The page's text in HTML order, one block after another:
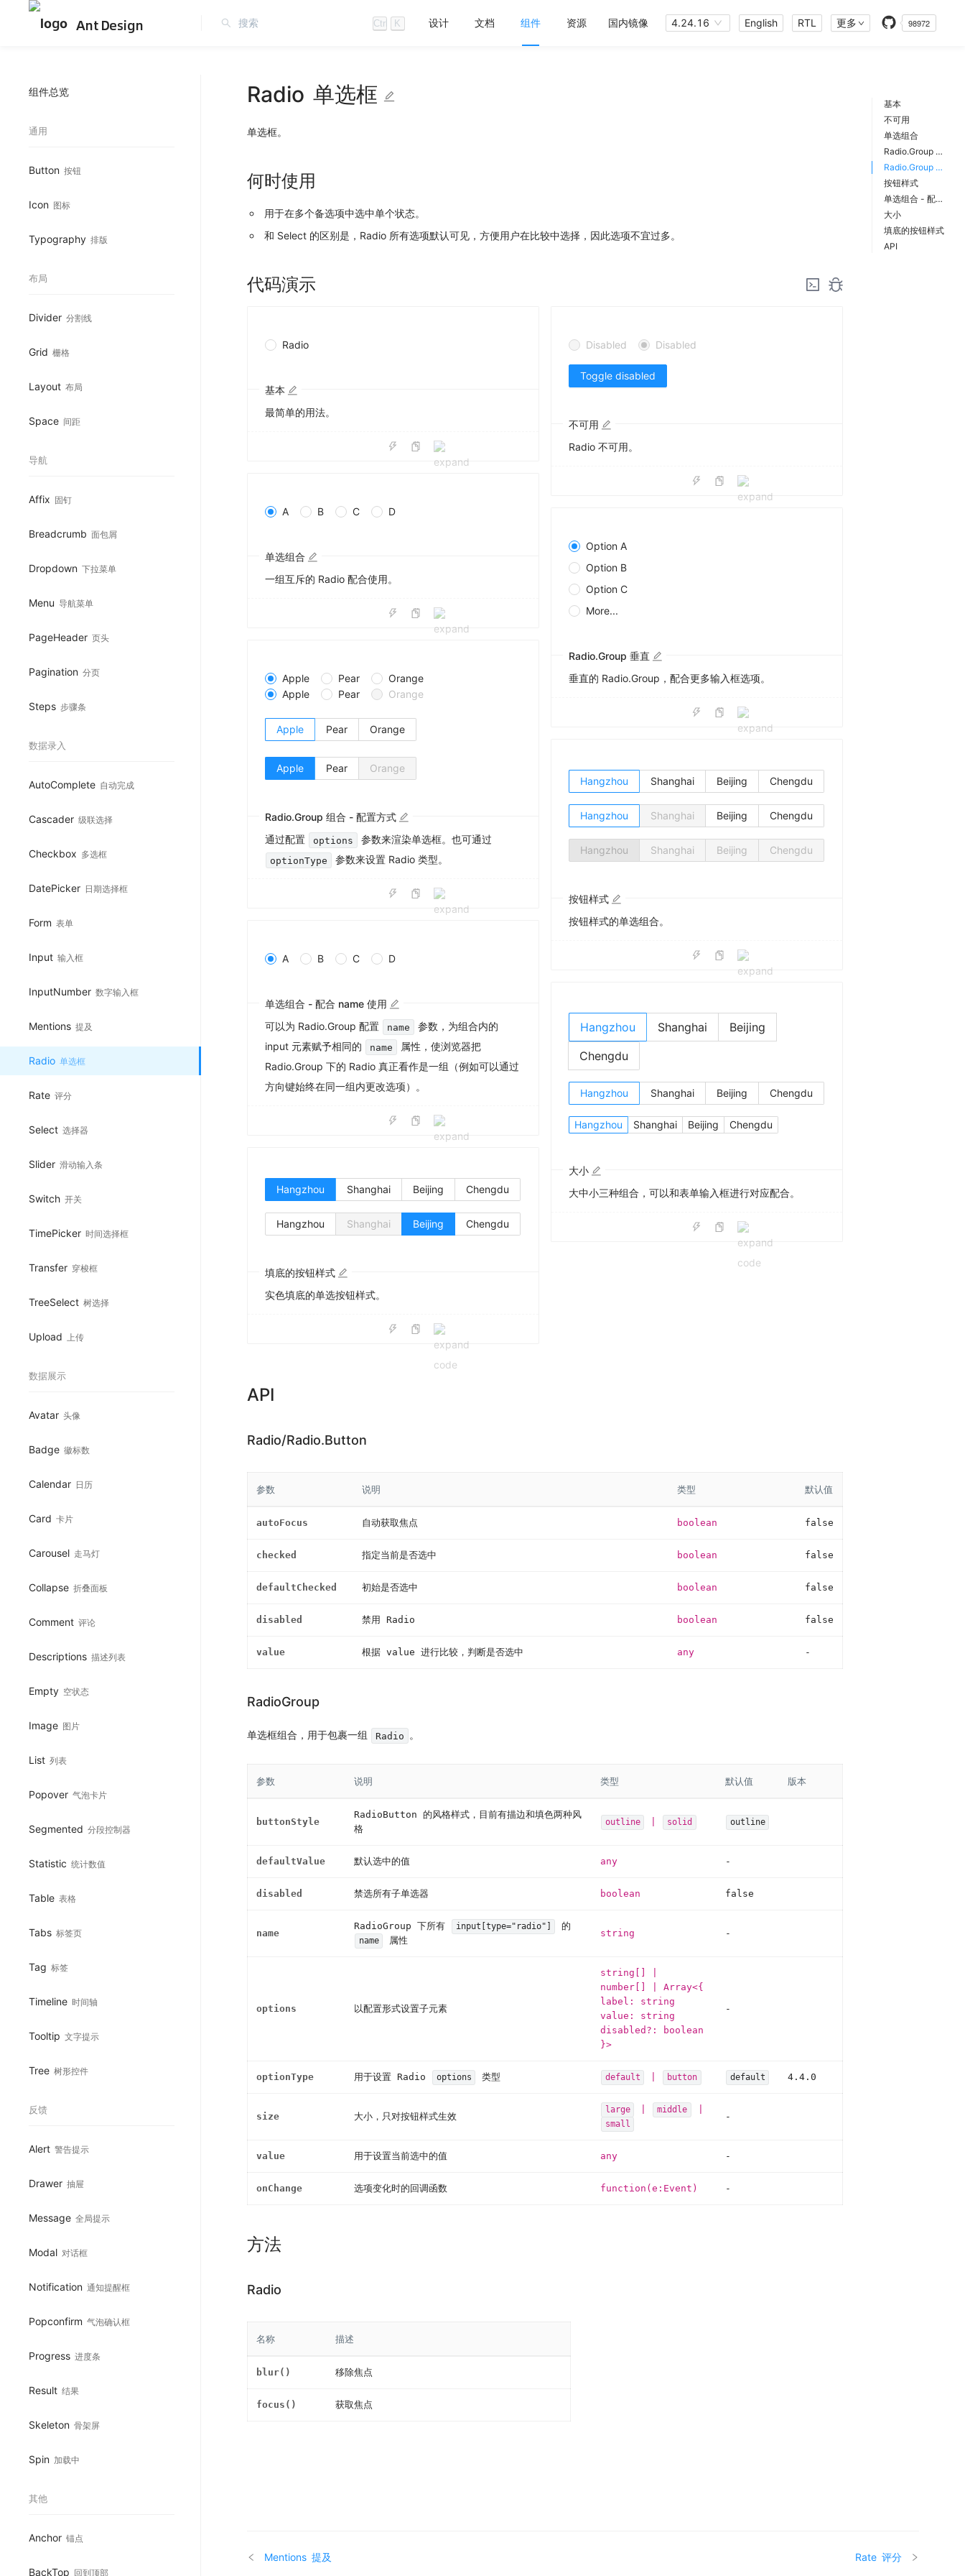
Ant Design Ctrl K 设计 文档 组件 资源 国内镜像 4.24.16 English RTL 更多 98972
组件总览
通用
Button 按钮
Icon 图标
Typography 排版
布局
Divider 分割线
Grid 栅格
Layout 布局
Space 间距
导航
Affix 固钉
Breadcrumb 面包屑
Dropdown 下拉菜单
Menu 导航菜单
PageHeader 页头
Pagination 分页
Steps 步骤条
数据录入
AutoComplete 自动完成
Cascader 级联选择
Checkbox 多选框
DatePicker 日期选择框
Form 表单
Input 输入框
InputNumber 数字输入框
Mentions 提及
Radio 单选框
Rate 评分
Select 选择器
Slider 滑动输入条
Switch 开关
TimePicker 时间选择框
Transfer 穿梭框
TreeSelect 树选择
Upload 上传
数据展示
Avatar 头像
Badge 徽标数
Calendar 日历
Card 卡片
Carousel 走马灯
Collapse 折叠面板
Comment 评论
Descriptions 描述列表
Empty 空状态
Image 图片
List 列表
Popover 气泡卡片
Segmented 分段控制器
Statistic 统计数值
Table 表格
Tabs 标签页
Tag 标签
Timeline 时间轴
Tooltip 文字提示
Tree 树形控件
反馈
Alert 警告提示
Drawer 抽屉
Message 全局提示
Modal 对话框
Notification 通知提醒框
Popconfirm 气泡确认框
Progress 进度条
Result 结果
Skeleton 骨架屏
Spin 加载中
其他
Anchor 锚点
BackTop 回到顶部
基本
不可用
单选组合
Radio.Group 垂直
Radio.Group 组合 - 配置方式
按钮样式
单选组合 - 配合 name 使用
大小
填底的按钮样式
API
Radio 单选框
单选框。
何时使用
用于在多个备选项中选中单个状态。
和 Select 的区别是，Radio 所有选项默认可见，方便用户在比较中选择，因此选项不宜过多。
代码演示
Radio
基本
最简单的用法。
A B C D
单选组合
一组互斥的 Radio 配合使用。
Apple Pear
Orange
Apple
Pear Orange
Apple Pear Orange
Apple Pear Orange
Radio.Group 组合 - 配置方式
通过配置
options 参数来渲染单选框。也可通过
optionType 参数来设置 Radio 类型。
A B C D
单选组合 - 配合 name 使用
可以为 Radio.Group 配置
name
参数，为组合内的
input 元素赋予相同的
name
属性，使浏览器把
Radio.Group 下的 Radio 真正看作是一组（例如可以通过
方向键始终在同一组内更改选项）。
Hangzhou Shanghai Beijing Chengdu
Hangzhou Shanghai Beijing Chengdu
填底的按钮样式
实色填底的单选按钮样式。
Disabled Disabled
Toggle disabled
不可用
Radio 不可用。
Option A
Option B
Option C
More...
Radio.Group 垂直
垂直的 Radio.Group，配合更多输入框选项。
Hangzhou Shanghai Beijing Chengdu
Hangzhou Shanghai Beijing Chengdu
Hangzhou Shanghai Beijing Chengdu
按钮样式
按钮样式的单选组合。
Hangzhou Shanghai
Beijing
Chengdu
Hangzhou Shanghai Beijing Chengdu
Hangzhou Shanghai Beijing Chengdu
大小
大中小三种组合，可以和表单输入框进行对应配合。
API
Radio/Radio.Button
参数 说明 类型 默认值
autoFocus 自动获取焦点 boolean false
checked 指定当前是否选中 boolean false
defaultChecked 初始是否选中 boolean false
disabled 禁用 Radio boolean false
value 根据 value 进行比较，判断是否选中 any -
RadioGroup
单选框组合，用于包裹一组 Radio 。
参数 说明 类型 默认值 版本
buttonStyle
RadioButton 的风格样式，目前有描边和填色两种风
格
outline solid outline
defaultValue 默认选中的值 any -
disabled 禁选所有子单选器 boolean false
name
RadioGroup 下所有 input[type="radio"] 的
name 属性
string -
options 以配置形式设置子元素
string
number
Array<{
label: string
value: string
disabled?: boolean
}>
-
optionType 用于设置 Radio options 类型 default button default 4.4.0
size 大小，只对按钮样式生效
large middle
small
-
value 用于设置当前选中的值 any -
onChange 选项变化时的回调函数 function(e:Event) -
方法
Radio
名称 描述
blur() 移除焦点
focus() 获取焦点
Mentions 提及 Rate 评分